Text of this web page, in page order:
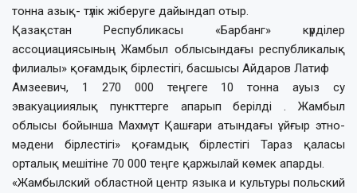
тонна азық- түлік жіберуге дайындап отыр.
Қазақстан Республикасы «Барбанг» күрділер
ассоциациясының Жамбыл облысындағы республикалық
филиалы» қоғамдық бірлестігі, басшысы Айдаров Латиф
Амзеевич, 1 270 000 теңгеге 10 тонна ауыз су
эвакуацииялық пункттерге апарып берілді . Жамбыл
облысы бойынша Махмұт Қашғари атындағы ұйғыр этно-
мәдени бірлестігі» қоғамдық бірлестігі Тараз қаласы
орталық мешітіне 70 000 теңге қаржылай көмек апарды.
«Жамбылский областной центр языка и культуры польский